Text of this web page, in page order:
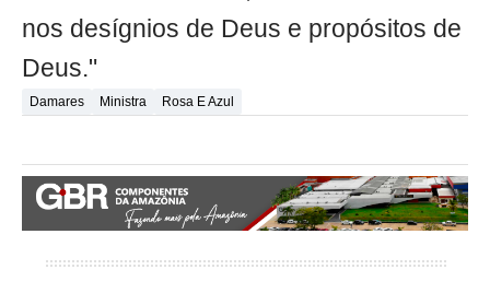
nos desígnios de Deus e propósitos de
Deus."
Damares Ministra Rosa E Azul